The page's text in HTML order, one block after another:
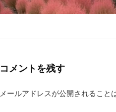
コメントを残す
メールアドレスが公開されること